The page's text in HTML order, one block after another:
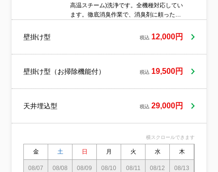
ですのでご安心ください。
高温スチーム)洗浄です。全機種対応してい
ます。徹底消臭作業で、消臭剤に頼った作
とすぐに復活します。その後、必要に応
じ、防臭という観点から除菌剤の噴霧もし
交換器)の清掃は、アルカリ洗剤で、汚れを
しながら、しっかりと中性に戻します。こ
(熱交換器)が痛みます。また、中性洗剤を使
ルカリ性洗剤と比較すると、洗浄力は落ち
壁掛け型 税込 12,000円
壁掛け型（お掃除機能付） 税込 19,500円
天井埋込型 税込 29,000円
横スクロールできます
金 土 日 月 火 水 木
08/07
08/08
08/09
08/10
08/11
08/12
08/13